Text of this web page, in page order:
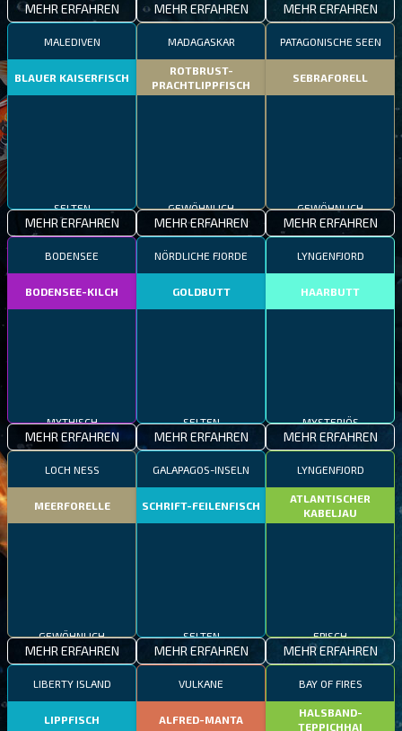
MEHR ERFAHREN MEHR ERFAHREN MEHR ERFAHREN
MALEDIVEN
BLAUER KAISERFISCH
SELTEN
MEHR ERFAHREN
MADAGASKAR
ROTBRUST-
PRACHTLIPPFISCH
GEWÖHNLICH
MEHR ERFAHREN
PATAGONISCHE SEEN
SEBRAFORELL
GEWÖHNLICH
MEHR ERFAHREN
BODENSEE
BODENSEE-KILCH
MYTHISCH
MEHR ERFAHREN
NÖRDLICHE FJORDE
GOLDBUTT
SELTEN
MEHR ERFAHREN
LYNGENFJORD
HAARBUTT
MYSTERIÖS
MEHR ERFAHREN
LOCH NESS
MEERFORELLE
GEWÖHNLICH
MEHR ERFAHREN
GALAPAGOS-INSELN
SCHRIFT-FEILENFISCH
SELTEN
MEHR ERFAHREN
LYNGENFJORD
ATLANTISCHER
KABELJAU
EPISCH
MEHR ERFAHREN
LIBERTY ISLAND
LIPPFISCH
VULKANE
ALFRED-MANTA
BAY OF FIRES
HALSBAND-
TEPPICHHAI